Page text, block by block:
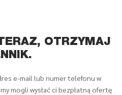
OTRZYMAJ
e-mail lub numer telefonu w
mogli wysłać ci bezpłatną ofertę